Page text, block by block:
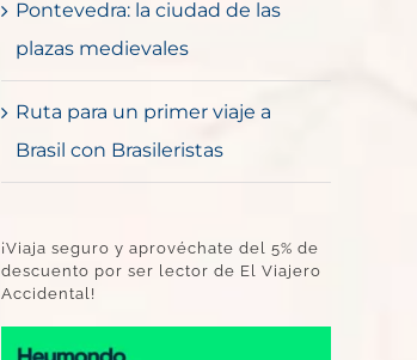
Pontevedra: la ciudad de las
plazas medievales
Ruta para un primer viaje a
Brasil con Brasileristas
¡Viaja seguro y aprovéchate del 5% de
descuento por ser lector de El Viajero
Accidental!